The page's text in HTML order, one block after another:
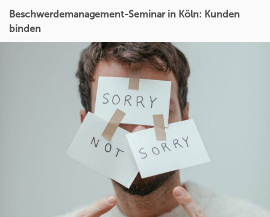
Beschwerdemanagement-Seminar in Köln: Kunden
binden